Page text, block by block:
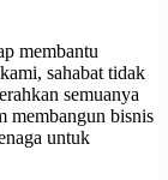
membantu
sahabat tidak
semuanya
membangun bisnis
untuk